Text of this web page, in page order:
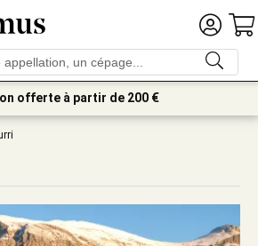
offerte à partir de 200 €